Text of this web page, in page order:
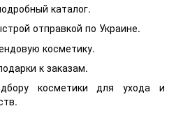
каталог.
отправкой по Украине.
косметику.
к заказам.
косметики для ухода и